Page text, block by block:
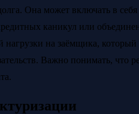
Она может включать в себя
каникул или
на заёмщика, который
Важно понимать, что